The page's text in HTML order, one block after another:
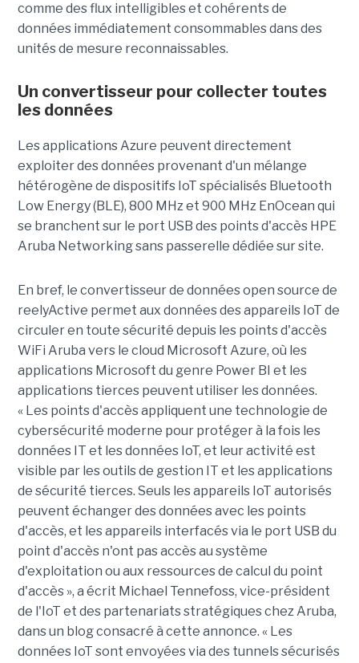
comme des flux intelligibles et cohérents de
données immédiatement consommables dans des
unités de mesure reconnaissables.
Un convertisseur pour collecter toutes
les données
Les applications Azure peuvent directement
exploiter des données provenant d'un mélange
hétérogène de dispositifs IoT spécialisés Bluetooth
Low Energy (BLE), 800 MHz et 900 MHz EnOcean qui
se branchent sur le port USB des points d'accès HPE
Aruba Networking sans passerelle dédiée sur site.
En bref, le convertisseur de données open source de
reelyActive permet aux données des appareils IoT de
circuler en toute sécurité depuis les points d'accès
WiFi Aruba vers le cloud Microsoft Azure, où les
applications Microsoft du genre Power BI et les
applications tierces peuvent utiliser les données.
« Les points d'accès appliquent une technologie de
cybersécurité moderne pour protéger à la fois les
données IT et les données IoT, et leur activité est
visible par les outils de gestion IT et les applications
de sécurité tierces. Seuls les appareils IoT autorisés
peuvent échanger des données avec les points
d'accès, et les appareils interfacés via le port USB du
point d'accès n'ont pas accès au système
d'exploitation ou aux ressources de calcul du point
d'accès », a écrit Michael Tennefoss, vice-président
de l'IoT et des partenariats stratégiques chez Aruba,
dans un blog consacré à cette annonce. « Les
données IoT sont envoyées via des tunnels sécurisés